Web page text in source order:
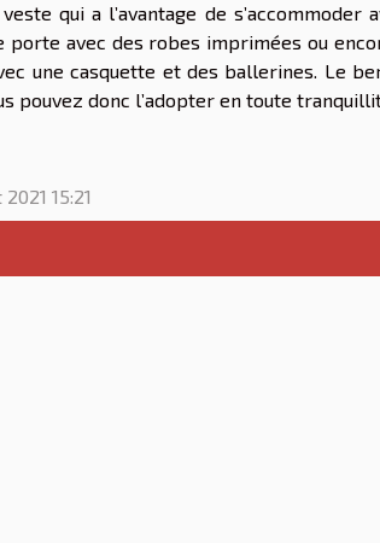
veste qui a l’avantage de
porte avec des robes imprimées ou
une casquette et des ballerines. Le
pouvez donc l’adopter en toute
15:21